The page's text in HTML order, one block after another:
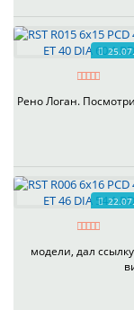
Рено Логан.
модели, дал